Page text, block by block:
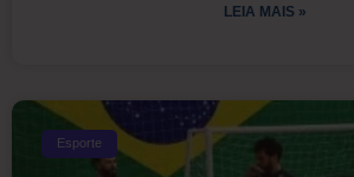
LEIA MAIS »
Esporte